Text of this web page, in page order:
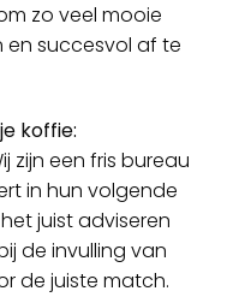
zo veel mooie
en succesvol af te
koffie:
zijn een fris bureau
in hun volgende
juist adviseren
de invulling van
de juiste match.